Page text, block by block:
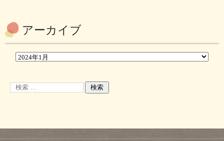
アーカイブ